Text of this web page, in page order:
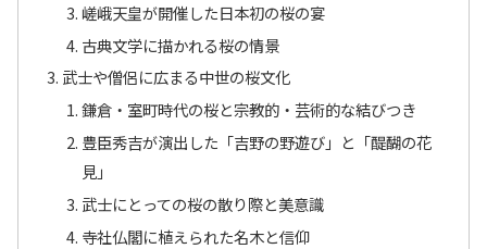
嵯峨天皇が開催した日本初の桜の宴
古典文学に描かれる桜の情景
武士や僧侶に広まる中世の桜文化
鎌倉・室町時代の桜と宗教的・芸術的な結びつき
豊臣秀吉が演出した「吉野の野遊び」と「醍醐の花
見」
武士にとっての桜の散り際と美意識
寺社仏閣に植えられた名木と信仰